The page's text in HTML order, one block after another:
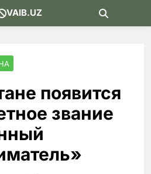
VAIB.UZ
появится
звание